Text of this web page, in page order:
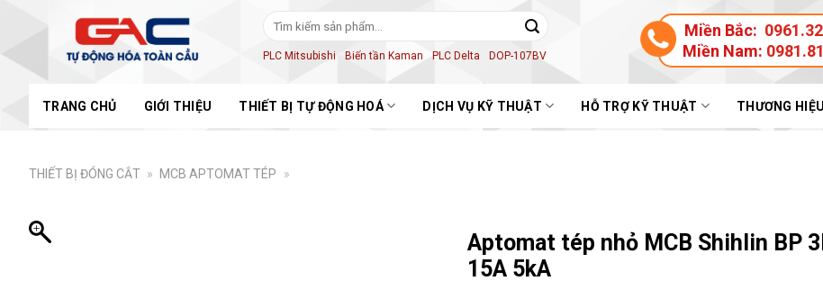
content
PLC Mitsubishi
Biến tần Kaman PLC Delta DOP-107BV
Miền Bắc:
Miền Nam:
TRANG CHỦ GIỚI THIỆU THIẾT BỊ TỰ ĐỘNG HOÁ DỊCH VỤ KỸ THUẬT HỖ TRỢ KỸ THUẬT THƯƠNG HIỆU
THIẾT BỊ ĐÓNG CẮT » MCB APTOMAT TÉP »
Aptomat tép nhỏ MCB Shihlin BP
15A 5kA